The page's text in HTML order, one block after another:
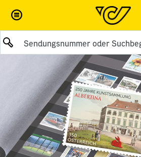
Suche abschicken